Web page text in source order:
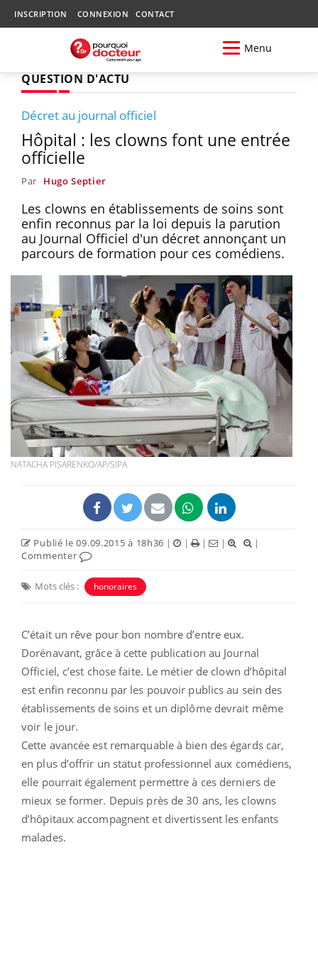
INSCRIPTION CONNEXION CONTACT
Menu
QUESTION D'ACTU
Décret au journal officiel
Hôpital : les clowns font une entrée
officielle
Par Hugo Septier
Les clowns en établissements de soins sont
enfin reconnus par la loi depuis la parution
au Journal Officiel d'un décret annonçant un
parcours de formation pour ces comédiens.
NATACHA PISARENKO/AP/SIPA
Publié le 09.09.2015 à 18h36 | | | |
|
Commenter
Mots clés : honoraires
C’était un rêve pour bon nombre d’entre eux.
Dorénavant, grâce à cette publication au Journal
Officiel, c’est chose faite. Le métier de clown d’hôpital
est enfin reconnu par les pouvoir publics au sein des
établissements de soins et un diplôme devrait même
voir le jour.
Cette avancée est remarquable à bien des égards car,
en plus d’offrir un statut professionnel aux comédiens,
elle pourrait également permettre à ces derniers de
mieux se former. Depuis près de 30 ans, les clowns
d’hôpitaux accompagnent et divertissent les enfants
malades.